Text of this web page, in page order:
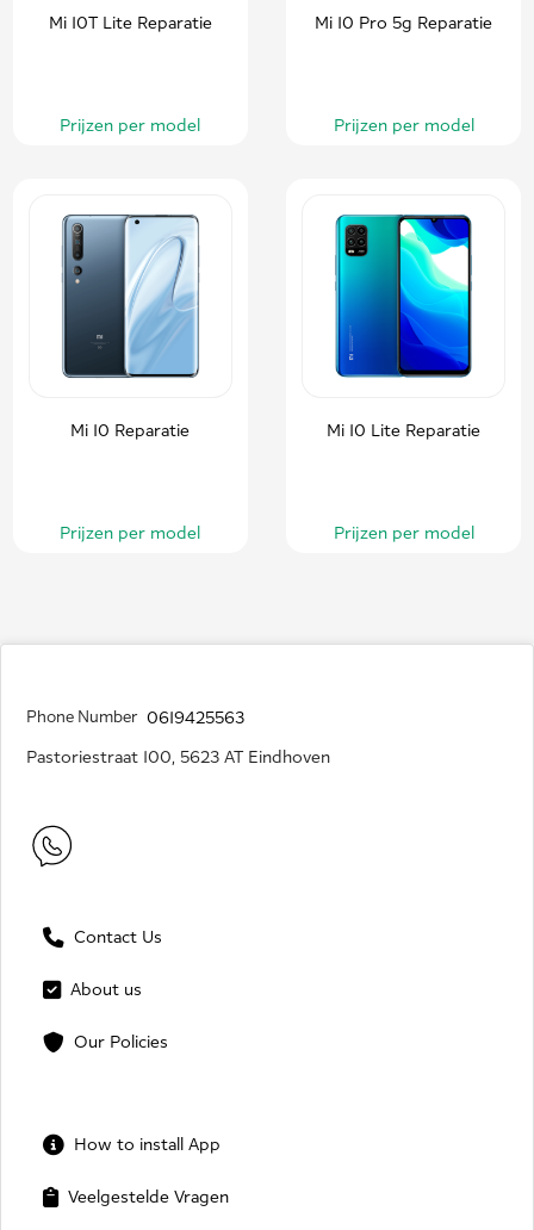
Mi 10T Lite Reparatie
Prijzen per model
Mi 10 Pro 5g Reparatie
Prijzen per model
Mi 10 Reparatie
Prijzen per model
Mi 10 Lite Reparatie
Prijzen per model
Phone Number 0619425563
Pastoriestraat 100, 5623 AT Eindhoven
Contact Us
About us
Our Policies
How to install App
Veelgestelde Vragen